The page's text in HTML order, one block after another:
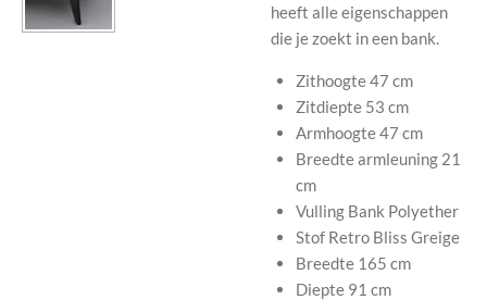
heeft alle eigenschappen
die je zoekt in een bank.
Zithoogte47 cm
Zitdiepte 53 cm
Armhoogte47 cm
Breedte armleuning 21
cm
Vulling Bank Polyether
Stof Retro Bliss Greige
Breedte 165 cm
Diepte 91 cm